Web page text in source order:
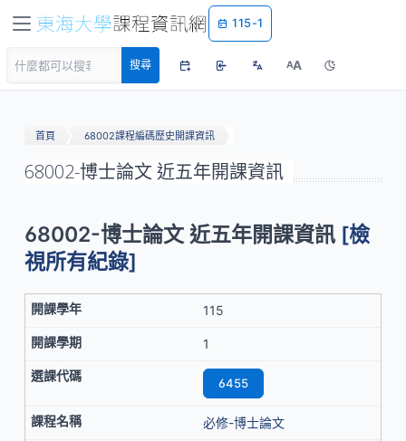
115-1
搜尋 AA
首頁 68002課程編碼歷史開課資訊
68002-博士論文 近五年開課資訊
68002-博士論文 近五年開課資訊 [檢
視所有紀錄]
115
1
6455
必修-博士論文